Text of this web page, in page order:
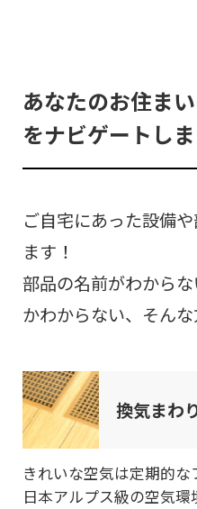
あなたのお住ま
をナビゲートし
ご自宅にあった設備
ます！
部品の名前がわから
かわからない、そんな
換気まわ
きれいな空気は定期的な
日本アルプス級の空気環